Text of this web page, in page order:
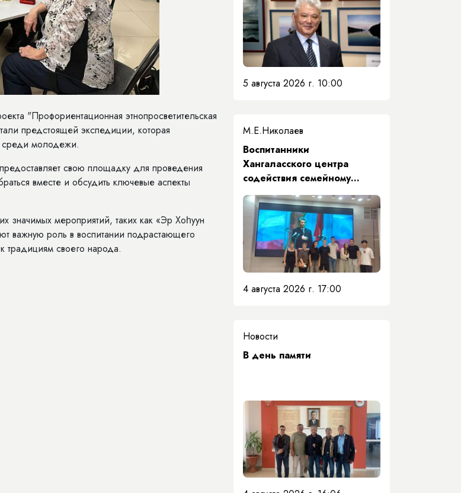
"Профориентационная этнопросветительская
предстоящей экспедиции, которая
среди молодежи.
свою площадку для проведения
вместе и обсудить ключевые аспекты
значимых мероприятий, таких как «Эр Хоһуун
важную роль в воспитании подрастающего
традициям своего народа.
5 августа 2026 г. 10:00
М.Е.Николаев
​Воспитанники
Хангаласского центра
содействия семейному
воспитанию почтили память
Первого Президента Якутии
4 августа 2026 г. 17:00
Новости
​В день памяти